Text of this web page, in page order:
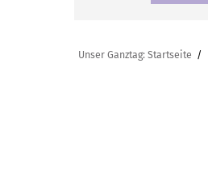
Unser Ganztag: Startseite